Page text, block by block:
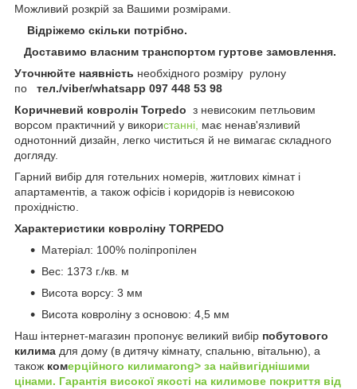
Можливий розкрій за Вашими розмірами.
Відріжемо скільки потрібно.
Доставимо власним транспортом гуртове замовлення.
Уточнюйте наявність необхідного розміру рулону
по тел./viber/whatsapp 097 448 53 98
Коричневий ковролін Torpedo з невисоким петльовим
ворсом практичний у використанні, має ненав'язливий
однотонний дизайн, легко чиститься й не вимагає складного
догляду.
Гарний вибір для готельних номерів, житлових кімнат і
апартаментів, а також офісів і коридорів із невисокою
прохідністю.
Характеристики ковроліну TORPEDO
Матеріал: 100% поліпропілен
Вес: 1373 г./кв. м
Висота ворсу: 3 мм
Висота ковроліну з основою: 4,5 мм
Наш інтернет-магазин пропонує великий вибір побутового
килима для дому (в дитячу кімнату, спальню, вітальню), а
також комерційного килимаrong> за найвигіднішими
цінами. Гарантія високої якості на килимове покриття від